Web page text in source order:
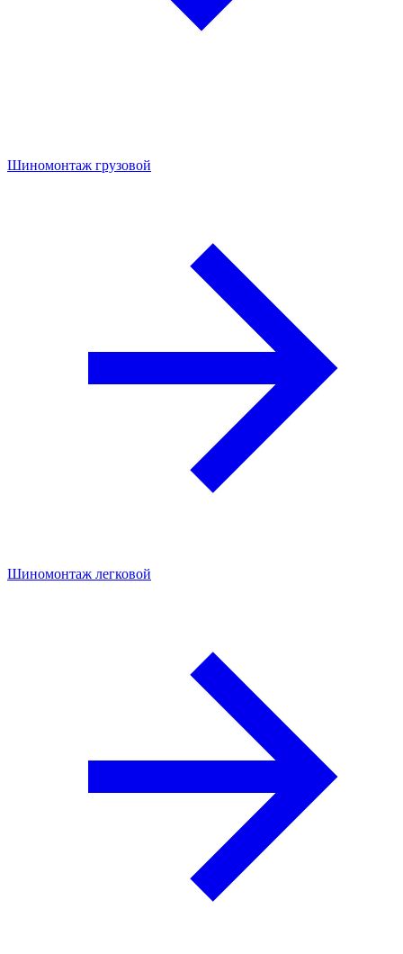
Шиномонтаж грузовой
Шиномонтаж легковой